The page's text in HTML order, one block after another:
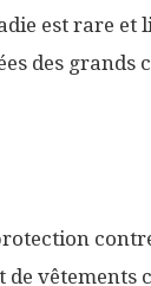
est rare et
des grands
de vêtements